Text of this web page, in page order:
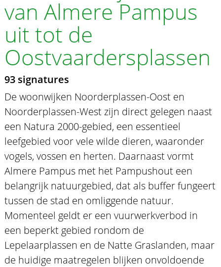
van Almere Pampus
uit tot de
Oostvaardersplassen
93 signatures
De woonwijken Noorderplassen-Oost en
Noorderplassen-West zijn direct gelegen naast
een Natura 2000-gebied, een essentieel
leefgebied voor vele wilde dieren, waaronder
vogels, vossen en herten. Daarnaast vormt
Almere Pampus met het Pampushout een
belangrijk natuurgebied, dat als buffer fungeert
tussen de stad en omliggende natuur.
Momenteel geldt er een vuurwerkverbod in
een beperkt gebied rondom de
Lepelaarplassen en de Natte Graslanden, maar
de huidige maatregelen blijken onvoldoende